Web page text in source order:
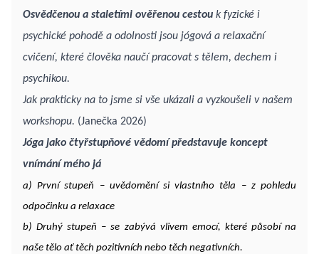
Osvědčenou a staletími ověřenou cestou k fyzické i
psychické pohodě a odolnosti jsou jógová a relaxační
cvičení, které člověka naučí pracovat s tělem, dechem i
psychikou.
Jak prakticky na to jsme si vše ukázali a vyzkoušeli v našem
workshopu. (Janečka 2026)
Jóga jako čtyřstupňové vědomí představuje koncept
vnímání mého já
a) První stupeň – uvědomění si vlastního těla – z pohledu
odpočinku a relaxace
b) Druhý stupeň – se zabývá vlivem emocí, které působí na
naše tělo ať těch pozitivních nebo těch negativních.